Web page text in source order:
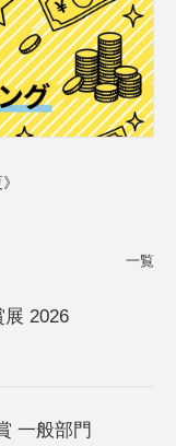
一覧
2026
一般部門